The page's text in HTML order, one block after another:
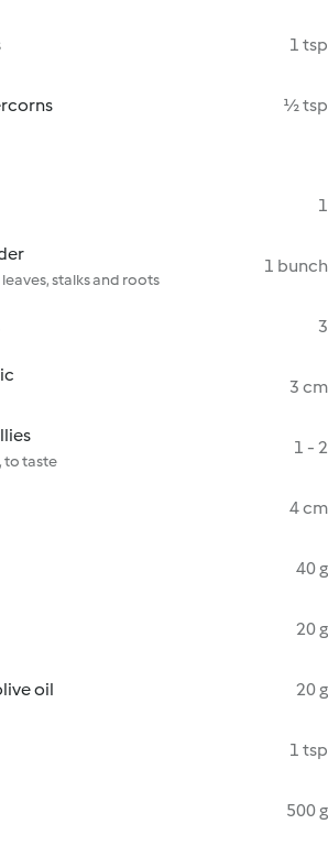
1 tsp
½ tsp
1
stalks and roots
1 bunch
3
3 cm
to taste
1 - 2
4 cm
40 g
20 g
oil 20 g
1 tsp
500 g